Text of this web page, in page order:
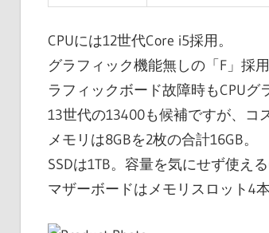
CPUには12世代Core i5採用。
グラフィック機能無しの「F」採
ラフィックボード故障時もCPU
13世代の13400も候補ですが、コ
メモリは8GBを2枚の合計16GB。
SSDは1TB。容量を気にせず使え
マザーボードはメモリスロット4